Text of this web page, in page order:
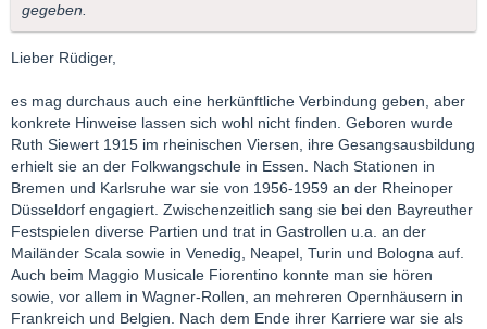
gegeben.
Lieber Rüdiger,
es mag durchaus auch eine herkünftliche Verbindung geben, aber
konkrete Hinweise lassen sich wohl nicht finden. Geboren wurde
Ruth Siewert 1915 im rheinischen Viersen, ihre Gesangsausbildung
erhielt sie an der Folkwangschule in Essen. Nach Stationen in
Bremen und Karlsruhe war sie von 1956-1959 an der Rheinoper
Düsseldorf engagiert. Zwischenzeitlich sang sie bei den Bayreuther
Festspielen diverse Partien und trat in Gastrollen u.a. an der
Mailänder Scala sowie in Venedig, Neapel, Turin und Bologna auf.
Auch beim Maggio Musicale Fiorentino konnte man sie hören
sowie, vor allem in Wagner-Rollen, an mehreren Opernhäusern in
Frankreich und Belgien. Nach dem Ende ihrer Karriere war sie als